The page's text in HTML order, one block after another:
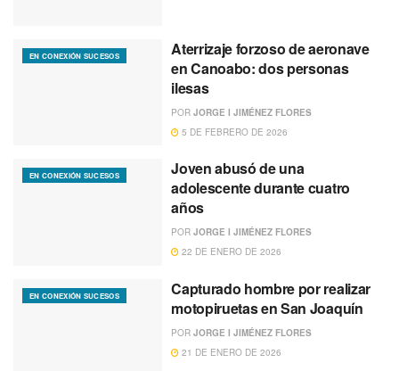
EN CONEXIÓN SUCESOS
Aterrizaje forzoso de aeronave
en Canoabo: dos personas
ilesas
POR JORGE I JIMÉNEZ FLORES
5 DE FEBRERO DE 2026
EN CONEXIÓN SUCESOS
Joven abusó de una
adolescente durante cuatro
años
POR JORGE I JIMÉNEZ FLORES
22 DE ENERO DE 2026
EN CONEXIÓN SUCESOS
Capturado hombre por realizar
motopiruetas en San Joaquín
POR JORGE I JIMÉNEZ FLORES
21 DE ENERO DE 2026